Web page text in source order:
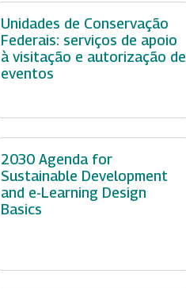
Unidades de Conservação
Federais: serviços de apoio
à visitação e autorização de
eventos
2030 Agenda for
Sustainable Development
and e-Learning Design
Basics